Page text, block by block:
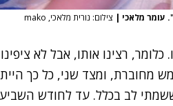
עומר מלאכי | צילום: נורית מלאכי, mako
כלומר, רצינו אותו, אבל לא
ממש מחוברת, ומצד שני, כל כך
ששמתי לב בכלל. עד לחודש